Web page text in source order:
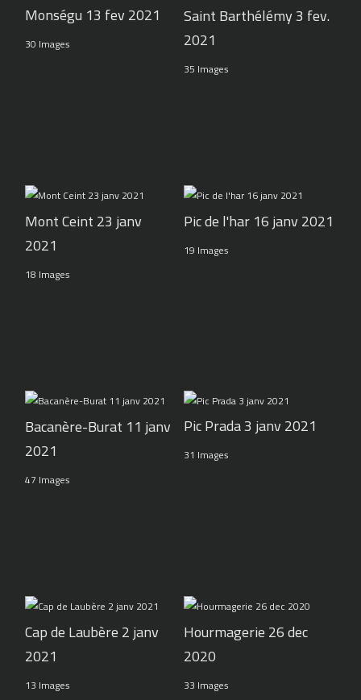
Monségu 13 fev 2021
30 Images
Saint Barthélémy 3 fev.
2021
35 Images
Mont Ceint 23 janv
2021
18 Images
Pic de l'har 16 janv 2021
19 Images
Bacanère-Burat 11 janv
2021
47 Images
Pic Prada 3 janv 2021
31 Images
Cap de Laubère 2 janv
2021
13 Images
Hourmagerie 26 dec
2020
33 Images